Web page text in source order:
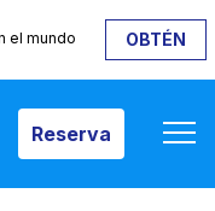
el mundo
OBTÉN
Reserva
Reserva